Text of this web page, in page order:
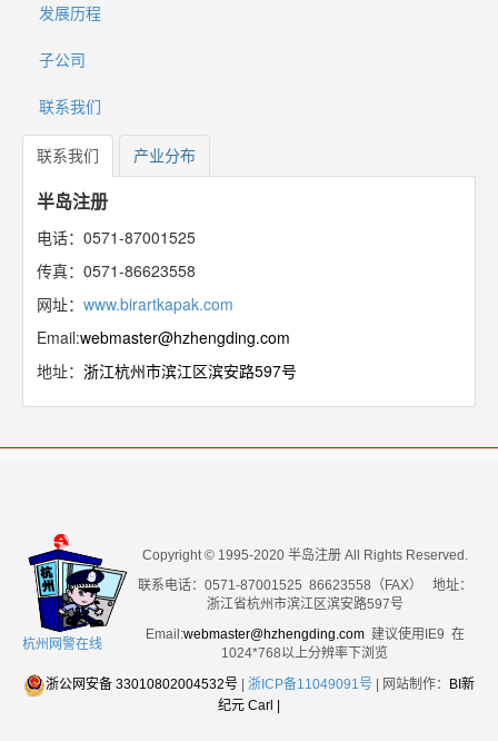
发展历程
子公司
联系我们
联系我们 产业分布
半岛注册
电话：0571-87001525
传真：0571-86623558
网址： www.birartkapak.com
Email:webmaster@hzhengding.com
地址： 浙江杭州市滨江区滨安路597号
杭州网警在线
Copyright © 1995-2020 半岛注册 All Rights Reserved.
联系电话：0571-87001525 86623558（FAX） 地址：
浙江省杭州市滨江区滨安路597号
Email:webmaster@hzhengding.com建议使用IE9 在
1024*768以上分辨率下浏览
浙公网安备 33010802004532号 浙ICP备11049091号 | 网站制作：
BI新
纪元 Carl